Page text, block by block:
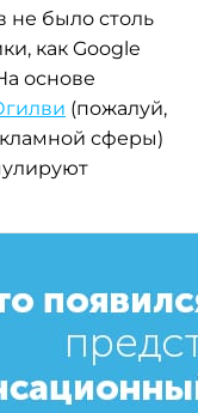
не было столь
как Google
основе
(пожалуй,
сферы)